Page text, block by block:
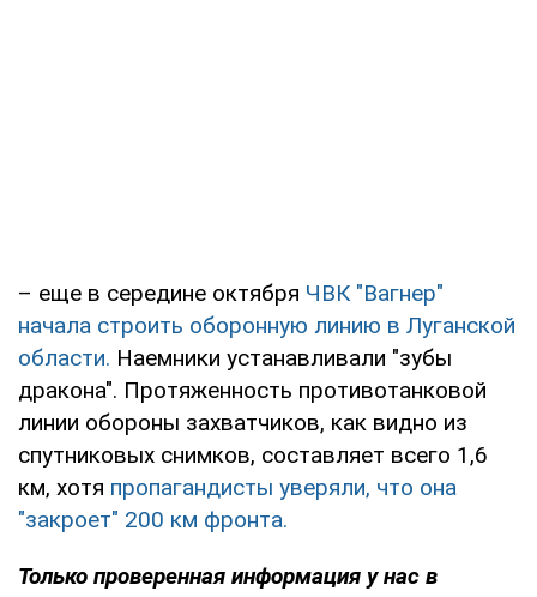
– еще в середине октября ЧВК "Вагнер"
начала строить оборонную линию в Луганской
области. Наемники устанавливали "зубы
дракона". Протяженность противотанковой
линии обороны захватчиков, как видно из
спутниковых снимков, составляет всего 1,6
км, хотя пропагандисты уверяли, что она
"закроет" 200 км фронта.
Только проверенная информация у нас в